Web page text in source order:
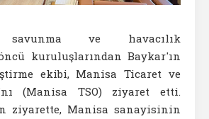
savunma ve havacılık
kuruluşlarından Baykar'ın
ekibi, Manisa Ticaret ve
(Manisa TSO) ziyaret etti.
ziyarette, Manisa sanayisinin